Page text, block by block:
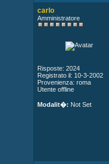
carlo
Amministratore
Risposte: 2024
Registrato il: 10-3-2002
Provenienza: roma
Utente offline
Modalit�: Not Set